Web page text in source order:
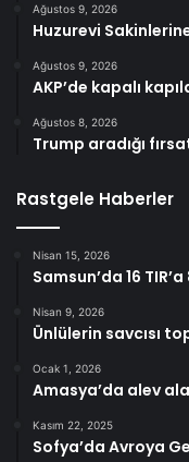
Ağustos 9, 2026
Huzurevi
Ağustos 9, 2026
AKP’de kapalı
Ağustos 8, 2026
Trump aradığı
Rastgele Haberler
Nisan 15, 2026
Samsun’da 16
Nisan 9, 2026
Ünlülerin savcısı
Ocak 1, 2026
Amasya’da alev
Kasım 22, 2025
Sofya’da Avroya